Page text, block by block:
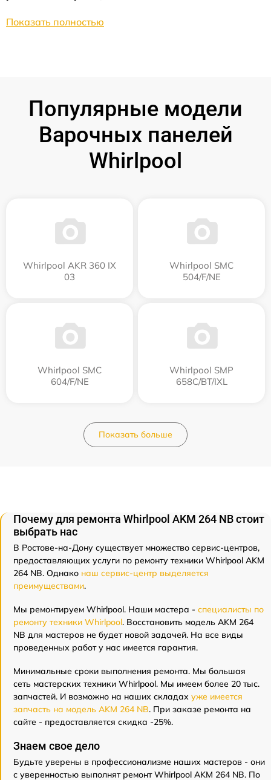
Показать полностью
Популярные модели
Варочных панелей
Whirlpool
Whirlpool AKR 360 IX
03
Whirlpool SMC
504/F/NE
Whirlpool SMC
604/F/NE
Whirlpool SMP
658C/BT/IXL
Показать больше
Почему для ремонта Whirlpool AKM 264 NB стоит
выбрать нас
В Ростове-на-Дону существует множество сервис-центров,
предоставляющих услуги по ремонту техники Whirlpool AKM
264 NB. Однако наш сервис-центр выделяется
преимуществами.
Мы ремонтируем Whirlpool. Наши мастера - специалисты по
ремонту техники Whirlpool. Восстановить модель AKM 264
NB для мастеров не будет новой задачей. На все виды
проведенных работ у нас имеется гарантия.
Минимальные сроки выполнения ремонта. Мы большая
сеть мастерских техники Whirlpool. Мы имеем более 20 тыс.
запчастей. И возможно на наших складах уже имеется
запчасть на модель AKM 264 NB. При заказе ремонта на
сайте - предоставляется скидка -25%.
Знаем свое дело
Будьте уверены в профессионализме наших мастеров - они
с уверенностью выполнят ремонт Whirlpool AKM 264 NB. По